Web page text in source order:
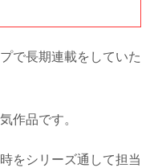
で長期連載をしていた
作品です。
をシリーズ通して担当